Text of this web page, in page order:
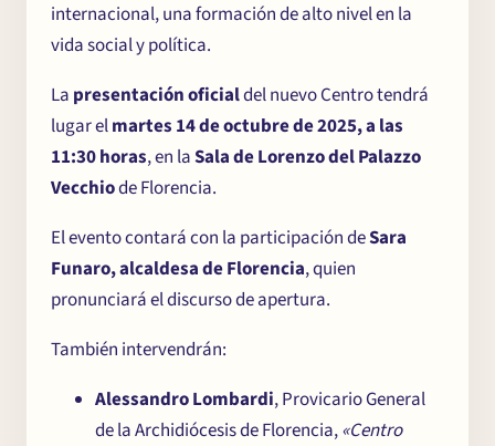
internacional, una formación de alto nivel en la
vida social y política.
La presentación oficialdel nuevo Centro tendrá
lugar elmartes 14 de octubre de 2025, a las
11:30 horas, en laSala de Lorenzo del Palazzo
Vecchiode Florencia.
El evento contará con la participación deSara
Funaro, alcaldesa de Florencia, quien
pronunciará el discurso de apertura.
También intervendrán:
Alessandro Lombardi, Provicario General
de la Archidiócesis de Florencia,«Centro